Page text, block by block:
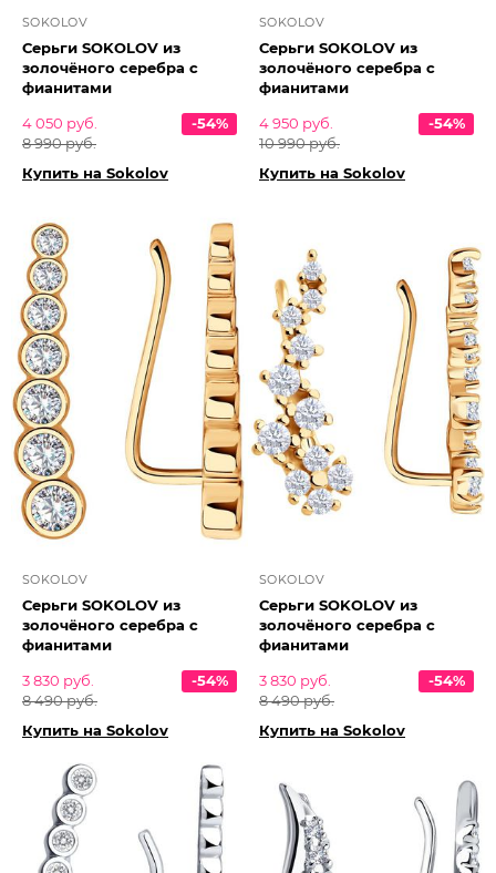
SOKOLOV
Серьги SOKOLOV из
золочёного серебра с
фианитами
4 050 руб.
8 990 руб.
-54%
Купить на Sokolov
SOKOLOV
Серьги SOKOLOV из
золочёного серебра с
фианитами
4 950 руб.
10 990 руб.
-54%
Купить на Sokolov
SOKOLOV
Серьги SOKOLOV из
золочёного серебра с
фианитами
3 830 руб.
8 490 руб.
-54%
Купить на Sokolov
SOKOLOV
Серьги SOKOLOV из
золочёного серебра с
фианитами
3 830 руб.
8 490 руб.
-54%
Купить на Sokolov